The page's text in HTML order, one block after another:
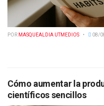
POR MASQUEALDIA UTMEDIOS 08/
Cómo aumentar la
científicos sencillos